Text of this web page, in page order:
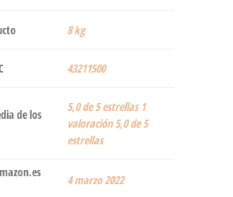
‎8 kg
43211500
de los
5,0 de 5 estrellas 1
valoración 5,0 de 5
estrellas
4 marzo 2022